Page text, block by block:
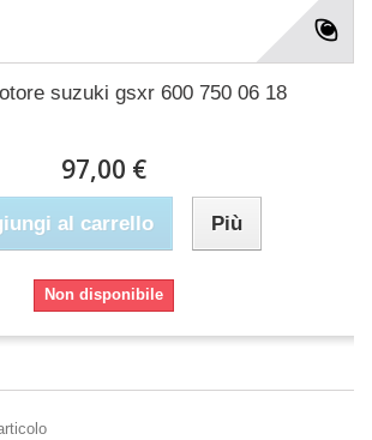
suzuki gsxr 600 750 06 18
97,00 €
al carrello Più
Non disponibile